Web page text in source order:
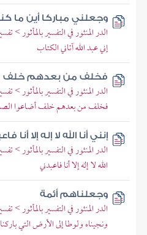
وجعلني مباركا أين ما
الدر المنثور في التفسير بالمأثور >
إني عبد الله آتاني الكتاب
فخلف من بعدهم خلف
الدر المنثور في التفسير بالمأثور >
فخلف من بعدهم خلف أضاعوا
إنني أنا الله لا إله إلا أنا
الدر المنثور في التفسير بالمأثور >
الله لا إله إلا أنا فاعبدني
وجعلناهم أئمة
الدر المنثور في التفسير بالمأثور >
ونجيناه ولوطا إلى الأرض التي